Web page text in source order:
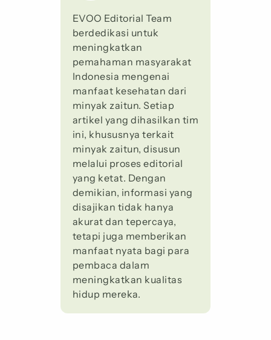
EVOO Editorial Team
berdedikasi untuk
meningkatkan
pemahaman masyarakat
Indonesia mengenai
manfaat kesehatan dari
minyak zaitun. Setiap
artikel yang dihasilkan tim
ini, khususnya terkait
minyak zaitun, disusun
melalui proses editorial
yang ketat. Dengan
demikian, informasi yang
disajikan tidak hanya
akurat dan tepercaya,
tetapi juga memberikan
manfaat nyata bagi para
pembaca dalam
meningkatkan kualitas
hidup mereka.